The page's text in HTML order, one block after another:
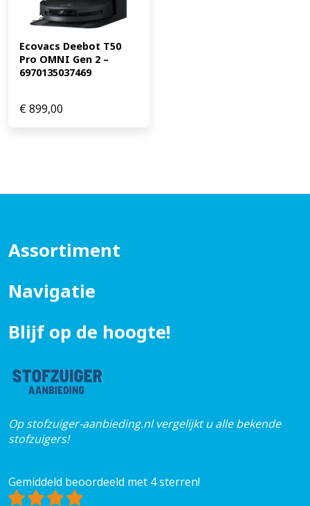
Ecovacs Deebot T50
Pro OMNI Gen 2 –
6970135037469
€899,00
Assortiment
Navigatie
Blijf op de hoogte!
Op stofzuiger-aanbieding.nl vergelijkt u alle bekende
stofzuigers!
Gemiddeld beoordeeld met 4 sterren!